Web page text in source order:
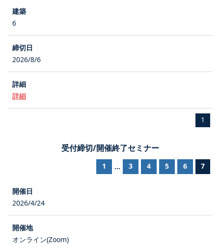
6
2026/8/6
詳細
1
受付締切/開催終了セミナー
1 ... 3 4 5 6 7
2026/4/24
オンライン(Zoom)